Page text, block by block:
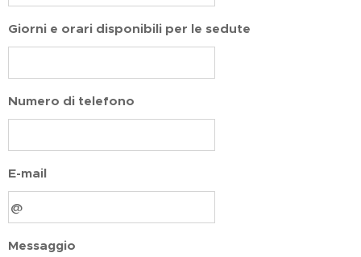
Giorni e orari disponibili per le sedute
Numero di telefono
E-mail
Messaggio